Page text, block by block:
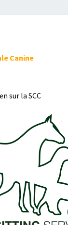
Canine
sur la SCC